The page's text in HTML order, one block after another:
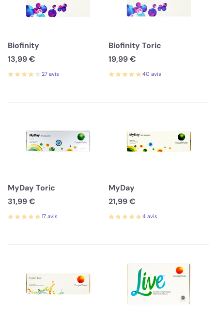
Biofinity
13,99 €
27 avis
Biofinity Toric
19,99 €
40 avis
MyDay Toric
31,99 €
17 avis
MyDay
21,99 €
4 avis